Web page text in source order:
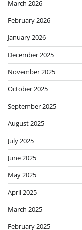
March 2026
February 2026
January 2026
December 2025
November 2025
October 2025
September 2025
August 2025
July 2025
June 2025
May 2025
April 2025
March 2025
February 2025